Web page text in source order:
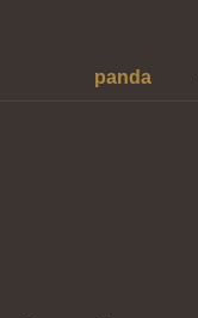
panda